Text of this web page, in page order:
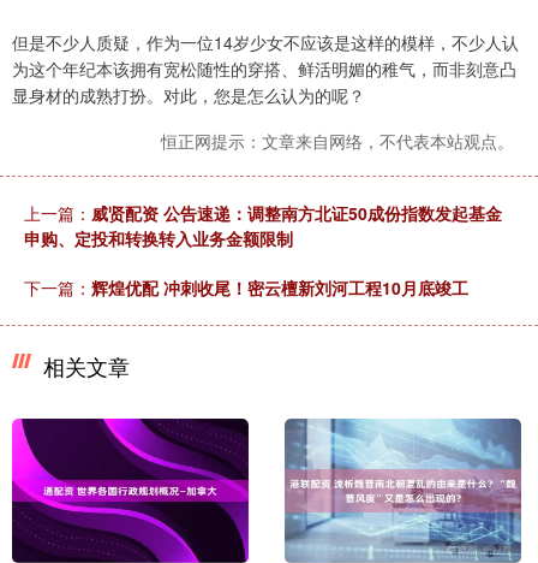
但是不少人质疑，作为一位14岁少女不应该是这样的模样，不少人认
为这个年纪本该拥有宽松随性的穿搭、鲜活明媚的稚气，而非刻意凸
显身材的成熟打扮。对此，您是怎么认为的呢？
恒正网提示：文章来自网络，不代表本站观点。
上一篇： 威贤配资 公告速递：调整南方北证50成份指数发起基金
申购、定投和转换转入业务金额限制
下一篇： 辉煌优配 冲刺收尾！密云檀新刘河工程10月底竣工
相关文章